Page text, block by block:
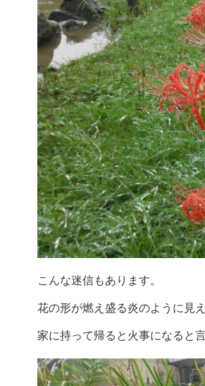
こんな迷信もあります。
花の形が燃え盛る炎のように見
家に持って帰ると火事になると